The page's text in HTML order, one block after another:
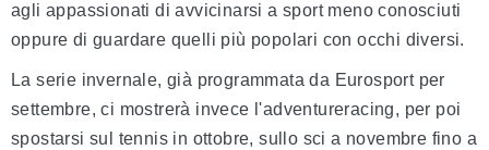
agli appassionati di avvicinarsi a sport meno conosciuti
oppure di guardare quelli più popolari con occhi diversi.
La serie invernale, già programmata da Eurosport per
settembre, ci mostrerà invece l'adventureracing, per poi
spostarsi sul tennis in ottobre, sullo sci a novembre fino a